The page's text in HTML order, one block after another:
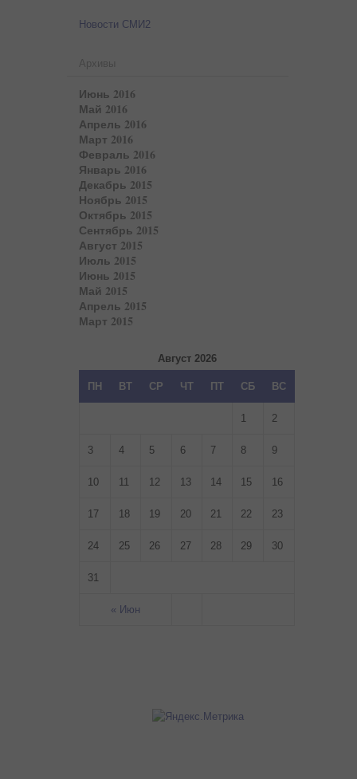
Новости СМИ2
Архивы
Июнь 2016
Май 2016
Апрель 2016
Март 2016
Февраль 2016
Январь 2016
Декабрь 2015
Ноябрь 2015
Октябрь 2015
Сентябрь 2015
Август 2015
Июль 2015
Июнь 2015
Май 2015
Апрель 2015
Март 2015
Август 2026
ПН ВТ СР ЧТ ПТ СБ ВС
« Июн
1 2
3 4 5 6 7 8 9
10 11 12 13 14 15 16
17 18 19 20 21 22 23
24 25 26 27 28 29 30
31